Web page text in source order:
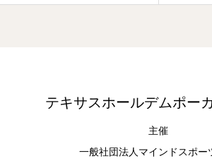
テキサスホールデムポー
主催
一般社団法人マインドスポー